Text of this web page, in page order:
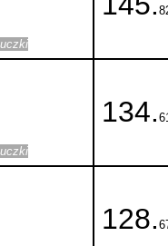
134.
128.